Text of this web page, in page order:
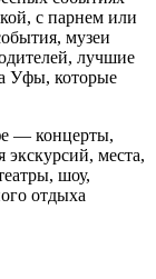
с парнем или
музеи
лучшие
Уфы, которые
— концерты,
экскурсий, места,
шоу,
отдыха